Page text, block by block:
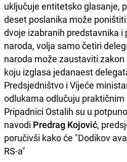
uključuje entitetsko glasanje,
deset poslanika može
dvoje izabranih predstavnika i
naroda, volja samo četiri
naroda može zaustaviti
koju izglasa jedanaest
Predsjedništvo i Vijeće
odlukama odlučuju
Pripadnici Ostalih su u
navodi Predrag Kojović,
poručivši kako će "Dodikov
RS-a"